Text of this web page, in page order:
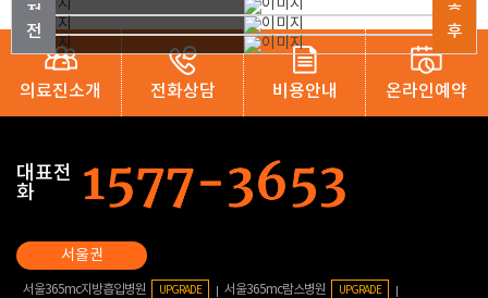
의료진소개 전화상담 비용안내 온라인예약
대표전
화
서울365mc지방흡입병원 UPGRADE 서울365mc람스병원 UPGRADE